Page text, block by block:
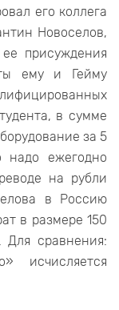
его коллега
Новоселов,
присуждения
ему и Гейму
в сумме
за 5
надо ежегодно
на рубли
в Россию
в размере 150
сравнения:
исчисляется